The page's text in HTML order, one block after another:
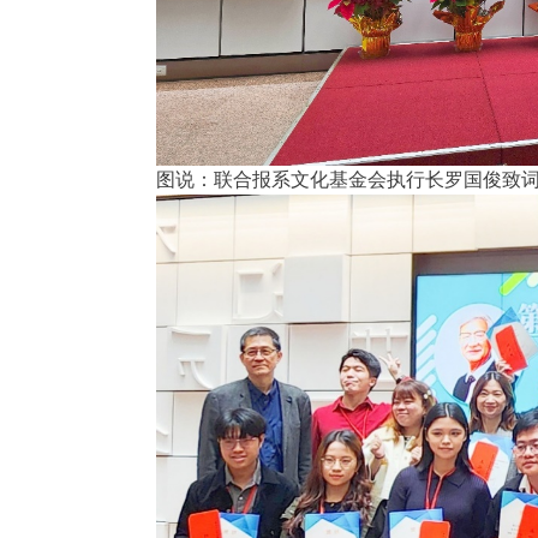
图说：联合报系文化基金会执行长罗国俊致